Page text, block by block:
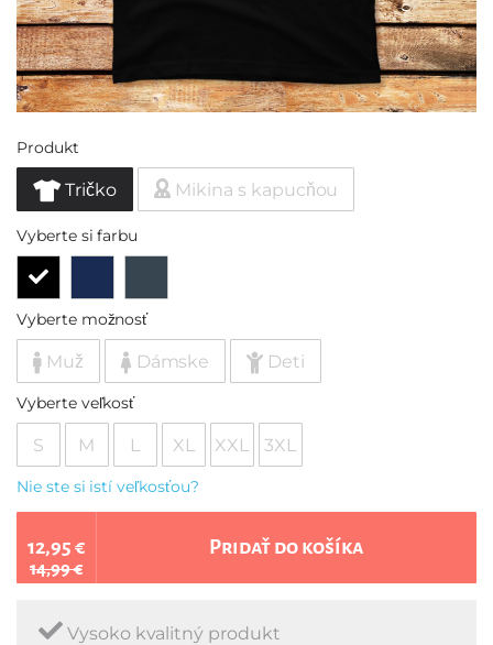
Produkt
Tričko Mikina s kapucňou
Vyberte si farbu
Vyberte možnosť
Muž Dámske Deti
Vyberte veľkosť
S M L XL XXL 3XL
Nie ste si istí veľkosťou?
12,95 €
14,99 €
Pridať do košíka
Vysoko kvalitný produkt